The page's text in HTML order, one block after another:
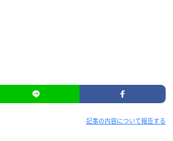
記事の内容について報告する